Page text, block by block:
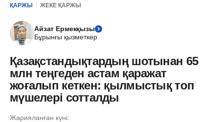
ҚАРЖЫ ЖЕКЕ ҚАРЖЫ
Айзат Ермекқызы
Бұрынғы қызметкер
Қазақстандықтардың шотынан 65
млн теңгеден астам қаражат
жоғалып кеткен: қылмыстық топ
мүшелері сотталды
Жарияланған күні: